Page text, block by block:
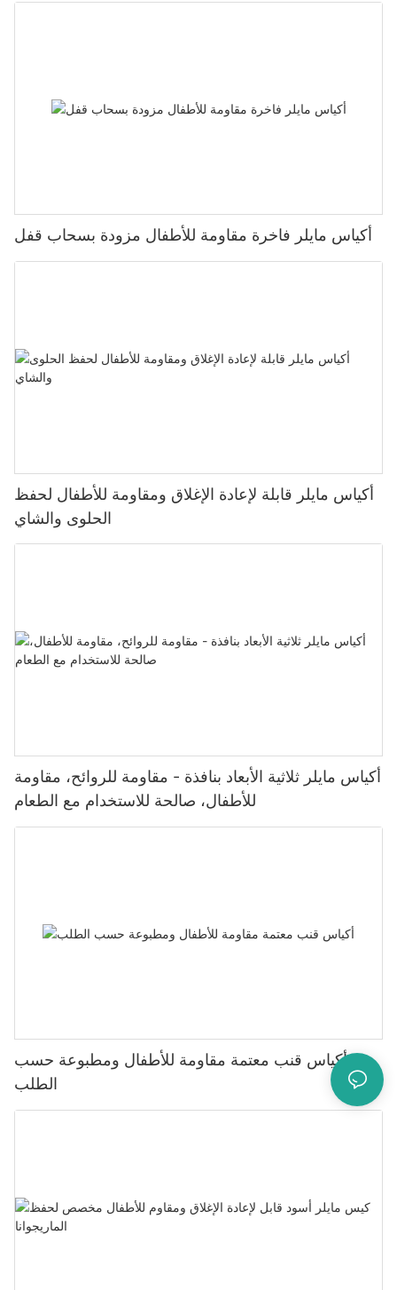
أكياس مايلر فاخرة مقاومة للأطفال مزودة بسحاب قفل
أكياس مايلر قابلة لإعادة الإغلاق ومقاومة للأطفال لحفظ
الحلوى والشاي
أكياس مايلر ثلاثية الأبعاد بنافذة - مقاومة للروائح، مقاومة
للأطفال، صالحة للاستخدام مع الطعام
أكياس قنب معتمة مقاومة للأطفال ومطبوعة حسب
الطلب